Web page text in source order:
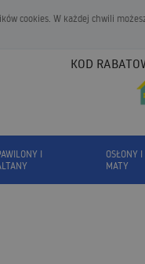
cookies. W każdej chwili
KOD
I
OSŁONY I
MATY